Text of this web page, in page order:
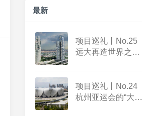
最新
项目巡礼丨No.25
远大再造世界之
公寓建筑哈布图尔
塔
项目巡礼丨No.24
杭州亚运会的“大小